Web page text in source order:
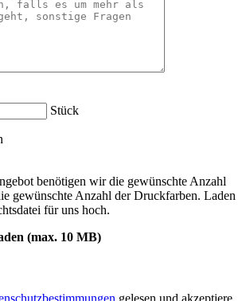
Stück
benötigen wir die gewünschte Anzahl
gewünschte Anzahl der Druckfarben. Laden
für uns hoch.
(max. 10 MB)